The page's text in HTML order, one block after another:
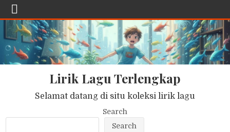
Lirik Lagu Terlengkap
Selamat datang di situ koleksi lirik lagu
Search
Search